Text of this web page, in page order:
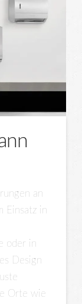
an
Einsatz in
oder in
Design
Orte wie